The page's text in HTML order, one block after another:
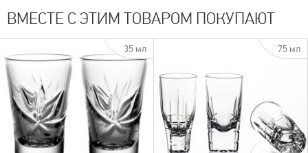
ВМЕСТЕ С ЭТИМ ТОВАРОМ ПОКУПАЮТ
35 мл 75 мл